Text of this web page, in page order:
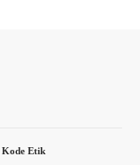
Kode Etik